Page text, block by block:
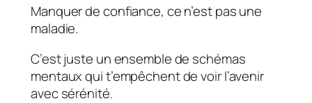
Manquer de confiance, ce n’est pas une
maladie.
C’est juste un ensemble de schémas
mentaux qui t’empêchent de voir l’avenir
avec sérénité.